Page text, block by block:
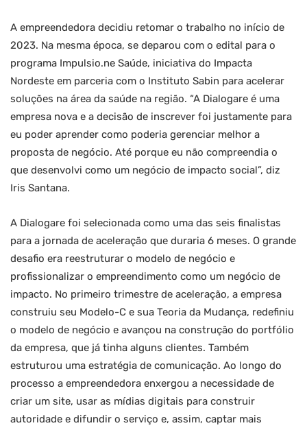
A empreendedora decidiu retomar o trabalho no início de
2023. Na mesma época, se deparou com o edital para o
programa Impulsio.ne Saúde, iniciativa do Impacta
Nordeste em parceria com o Instituto Sabin para acelerar
soluções na área da saúde na região. “A Dialogare é uma
empresa nova e a decisão de inscrever foi justamente para
eu poder aprender como poderia gerenciar melhor a
proposta de negócio. Até porque eu não compreendia o
que desenvolvi como um negócio de impacto social”, diz
Iris Santana.
A Dialogare foi selecionada como uma das seis finalistas
para a jornada de aceleração que duraria 6 meses. O grande
desafio era reestruturar o modelo de negócio e
profissionalizar o empreendimento como um negócio de
impacto. No primeiro trimestre de aceleração, a empresa
construiu seu Modelo-C e sua Teoria da Mudança, redefiniu
o modelo de negócio e avançou na construção do portfólio
da empresa, que já tinha alguns clientes. Também
estruturou uma estratégia de comunicação. Ao longo do
processo a empreendedora enxergou a necessidade de
criar um site, usar as mídias digitais para construir
autoridade e difundir o serviço e, assim, captar mais